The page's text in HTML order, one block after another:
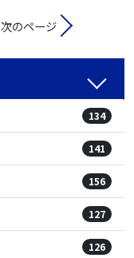
次のページ
134
141
156
127
126